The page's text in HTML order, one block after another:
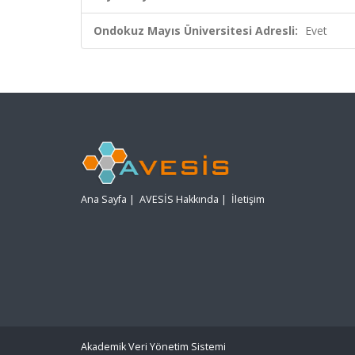
Ondokuz Mayıs Üniversitesi Adresli: Evet
Ana Sayfa | AVESİS Hakkında | İletişim
Akademik Veri Yönetim Sistemi